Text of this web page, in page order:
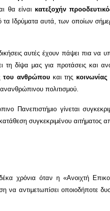
θα είναι κατεξοχήν
τα Ιδρύματα αυτά, των οποίων
αυτές έχουν πάψει πια
τη δίψα μας για προτάσεις και
του ανθρώπου και της κοινωνίας
πολιτισμού.
Πανεπιστήμιο γίνεται
συγκεκριμένου αιτήματος
χρόνια όταν η «Ανοιχτή
να αντιμετωπίσει οποιοδήποτε